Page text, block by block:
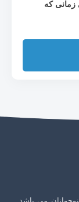
زمانی که